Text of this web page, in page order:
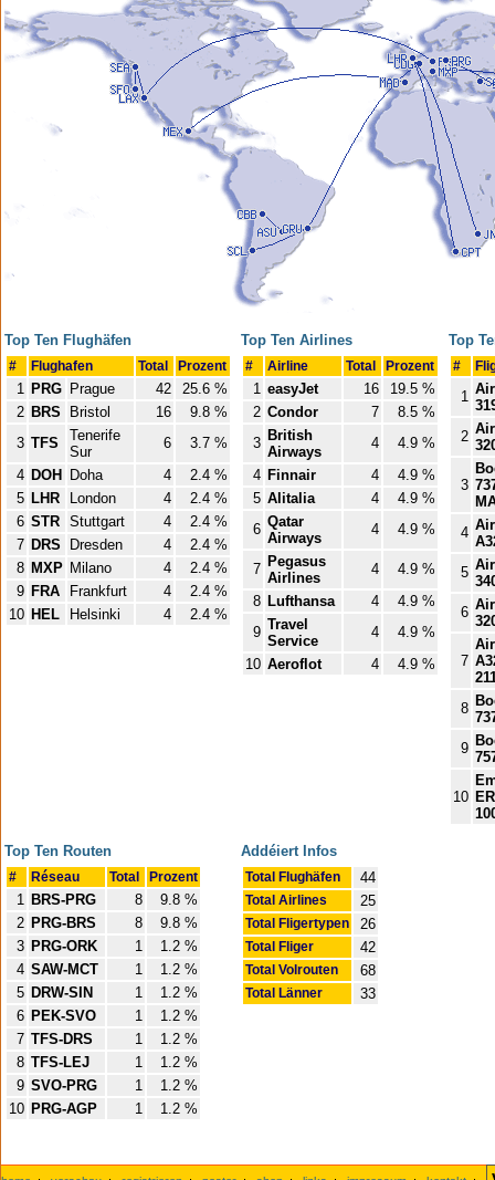
Top Ten Flughäfen
# Flughafen Total Prozent
1 PRG Prague 42
25.6 %
2 BRS Bristol 16
9.8 %
3 TFS
Tenerife
Sur
6
3.7 %
4 DOH Doha 4
2.4 %
5 LHR London 4
2.4 %
6 STR Stuttgart 4
2.4 %
7 DRS Dresden 4
2.4 %
8 MXP Milano 4
2.4 %
9 FRA Frankfurt 4
2.4 %
10 HEL Helsinki 4 2.4 %
Top Ten Airlines
# Airline Total Prozent
1 easyJet 16
19.5 %
2 Condor 7
8.5 %
3 British
Airways
4
4.9 %
4 Finnair 4
4.9 %
5 Alitalia 4
4.9 %
6 Qatar
Airways
4 4.9 %
7 Pegasus
Airlines
4
4.9 %
8 Lufthansa 4
4.9 %
9 Travel
Service
4
4.9 %
10 Aeroflot 4 4.9 %
Top
#
1
2
3
4
5
6
7
8
9
10
Top Ten Routen
# Réseau Total Prozent
1 BRS-PRG 8
9.8 %
2 PRG-BRS 8
9.8 %
3 PRG-ORK 1
1.2 %
4 SAW-MCT 1
1.2 %
5 DRW-SIN 1
1.2 %
6 PEK-SVO 1
1.2 %
7 TFS-DRS 1
1.2 %
8 TFS-LEJ 1
1.2 %
9 SVO-PRG 1
1.2 %
10 PRG-AGP 1 1.2 %
Addéiert Infos
Total Flughäfen 44
Total Airlines 25
Total Fligertypen 26
Total Fliger 42
Total Volrouten 68
Total Länner 33